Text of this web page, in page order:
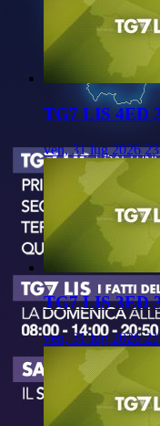
TG7 LIS 4ED
ven, 31 lug 2026
TG7 LIS 3ED
ven, 31 lug 2026